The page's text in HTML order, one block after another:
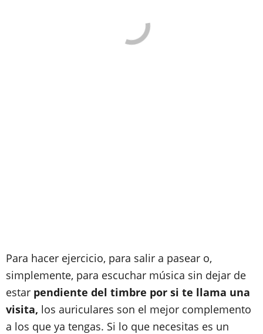
Para hacer ejercicio, para salir a pasear o,
simplemente, para escuchar música sin dejar de
estar pendiente del timbre por si te llama una
visita, los auriculares son el mejor complemento
a los que ya tengas. Si lo que necesitas es un